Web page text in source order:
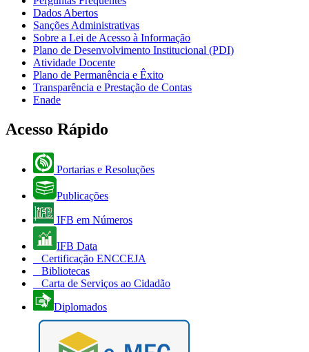
Dados Abertos
Sanções Administrativas
Sobre a Lei de Acesso à Informação
Plano de Desenvolvimento Institucional (PDI)
Atividade Docente
Plano de Permanência e Êxito
Transparência e Prestação de Contas
Enade
Acesso Rápido
Portarias e Resoluções
Publicações
IFB em Números
IFB Data
Certificação ENCCEJA
Bibliotecas
Carta de Serviços ao Cidadão
Diplomados